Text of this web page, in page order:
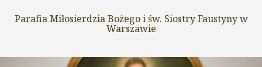
Parafia Miłosierdzia Bożego i św. Siostry Faustyny w
Warszawie